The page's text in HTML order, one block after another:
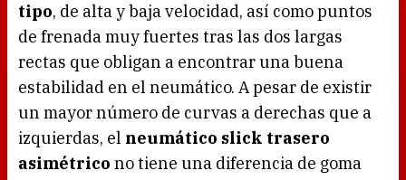
tipo, de alta y baja velocidad, así como puntos
de frenada muy fuertes tras las dos largas
rectas que obligan a encontrar una buena
estabilidad en el neumático. A pesar de existir
un mayor número de curvas a derechas que a
izquierdas, el neumático slick trasero
asimétrico no tiene una diferencia de goma